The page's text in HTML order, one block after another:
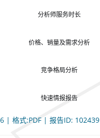
分析师服务时长
价格、销量及需求分析
竞争格局分析
快速情报报告
| 格式:PDF | 报告ID: 102439